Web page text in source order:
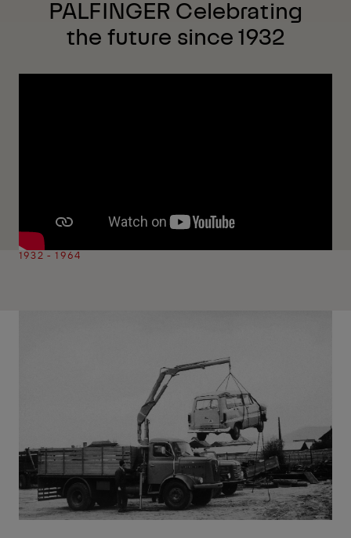
PALFINGER Celebrating
the future since 1932
1932 - 1964